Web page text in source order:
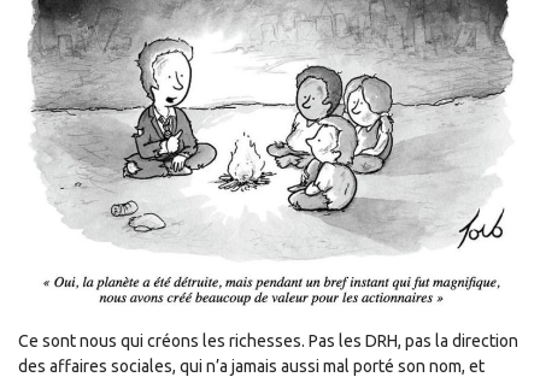
Ce sont nous qui créons les richesses. Pas les DRH, pas la direction
des affaires sociales, qui n’a jamais aussi mal porté son nom, et